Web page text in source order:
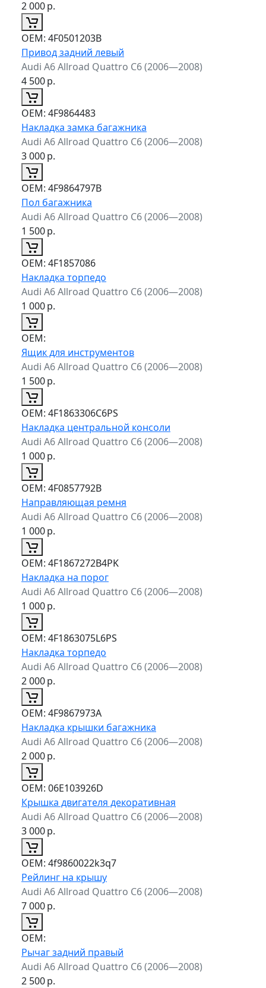
2 000р.
ОЕМ: 4F0501203B
Привод задний левый
Audi A6 Allroad Quattro C6 (2006—2008)
4 500р.
ОЕМ: 4F9864483
Накладка замка багажника
Audi A6 Allroad Quattro C6 (2006—2008)
3 000р.
ОЕМ: 4F9864797B
Пол багажника
Audi A6 Allroad Quattro C6 (2006—2008)
1 500р.
ОЕМ: 4F1857086
Накладка торпедо
Audi A6 Allroad Quattro C6 (2006—2008)
1 000р.
ОЕМ:
Ящик для инструментов
Audi A6 Allroad Quattro C6 (2006—2008)
1 500р.
ОЕМ: 4F1863306C6PS
Накладка центральной консоли
Audi A6 Allroad Quattro C6 (2006—2008)
1 000р.
ОЕМ: 4F0857792B
Направляющая ремня
Audi A6 Allroad Quattro C6 (2006—2008)
1 000р.
ОЕМ: 4F1867272B4PK
Накладка на порог
Audi A6 Allroad Quattro C6 (2006—2008)
1 000р.
ОЕМ: 4F1863075L6PS
Накладка торпедо
Audi A6 Allroad Quattro C6 (2006—2008)
2 000р.
ОЕМ: 4F9867973A
Накладка крышки багажника
Audi A6 Allroad Quattro C6 (2006—2008)
2 000р.
ОЕМ: 06E103926D
Крышка двигателя декоративная
Audi A6 Allroad Quattro C6 (2006—2008)
3 000р.
ОЕМ: 4f9860022k3q7
Рейлинг на крышу
Audi A6 Allroad Quattro C6 (2006—2008)
7 000р.
ОЕМ:
Рычаг задний правый
Audi A6 Allroad Quattro C6 (2006—2008)
2 500р.